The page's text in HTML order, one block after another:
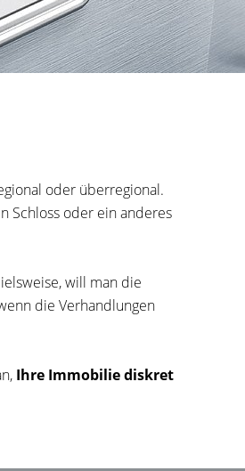
oder überregional.
Schloss oder ein anderes
will man die
die Verhandlungen
Ihre Immobilie diskret